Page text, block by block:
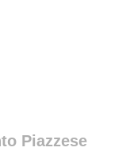
Piazzese